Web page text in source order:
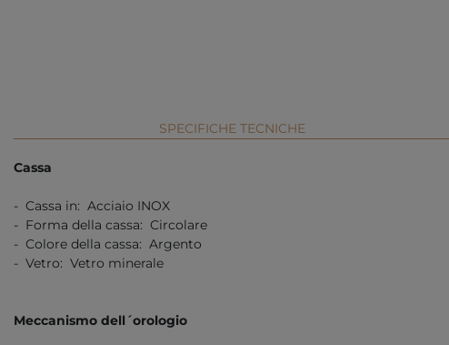
SPECIFICHE TECNICHE
Cassa
- Cassa in: Acciaio INOX
- Forma della cassa: Circolare
- Colore della cassa: Argento
- Vetro: Vetro minerale
Meccanismo dell´orologio